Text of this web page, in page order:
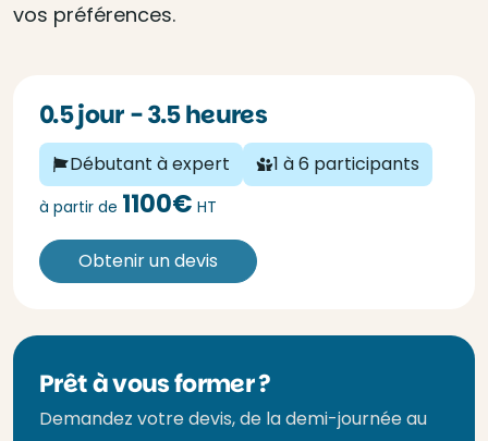
vos préférences.
0.5 jour - 3.5 heures
Débutant à expert 1 à 6 participants
à partir de 1100€ HT
Obtenir un devis
Prêt à vous former ?
Demandez votre devis, de la demi-journée au